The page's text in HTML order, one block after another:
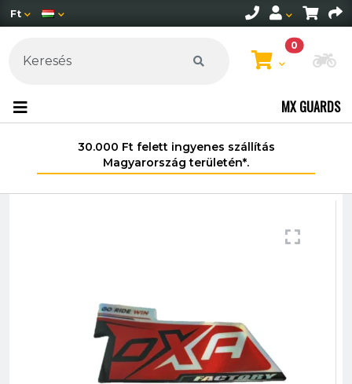
Ft
0
MX GUARDS
30.000 Ft felett ingyenes szállítás
Magyarország területén*.